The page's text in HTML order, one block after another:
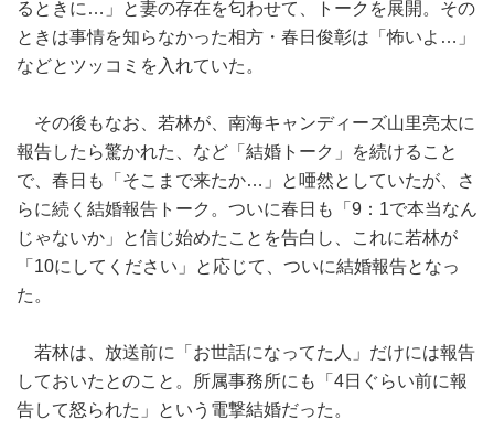
るときに…」と妻の存在を匂わせて、トークを展開。その
ときは事情を知らなかった相方・春日俊彰は「怖いよ…」
などとツッコミを入れていた。
その後もなお、若林が、南海キャンディーズ山里亮太に
報告したら驚かれた、など「結婚トーク」を続けること
で、春日も「そこまで来たか…」と唖然としていたが、さ
らに続く結婚報告トーク。ついに春日も「9：1で本当なん
じゃないか」と信じ始めたことを告白し、これに若林が
「10にしてください」と応じて、ついに結婚報告となっ
た。
若林は、放送前に「お世話になってた人」だけには報告
しておいたとのこと。所属事務所にも「4日ぐらい前に報
告して怒られた」という電撃結婚だった。